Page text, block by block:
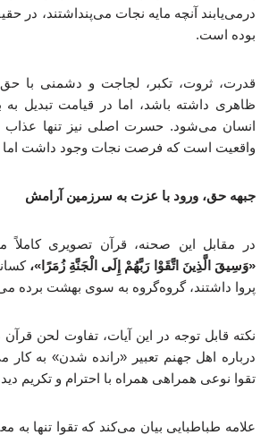
درمی‌یابند آنچه مایه نجات می‌پنداشتند،
بوده است.
قدرت، ثروت، تکبر، لجاجت و دشمنی با
ظاهری داشته باشد، اما در قیامت تبدیل
انسان می‌شود. حسرت اصلی نیز تنها عذاب
واقعیت است که فرصت نجات وجود داشت
جبهه حق، ورود با عزت به سرزمین آرامش
در مقابل این صحنه، قرآن تصویری کاملاً
«وَسِیقَ الَّذِینَ اتَّقَوْا رَبَّهُمْ إِلَی الْجَنَّةِ زُمَرًا»،
پروا داشتند، گروه‌گروه به سوی بهشت برده
نکته قابل توجه در این آیات، تفاوت لحن
درباره اهل جهنم تعبیر «رانده شدن» به کار
تقوا نوعی همراهی همراه با احترام و تکریم
علامه طباطبایی بیان می‌کند که تقوا تنها به